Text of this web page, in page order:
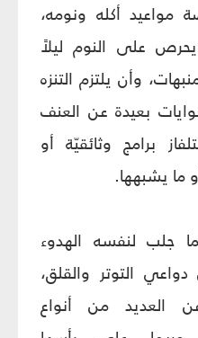
مواعيد أكله ونومه،
على النوم ليلاً
وأن يلتزم التنزه
بعيدة عن العنف
برامج وثائقيّة أو
ما يشبهها.
جلب لنفسه الهدوء
التوتر والقلق،
العديد من أنواع